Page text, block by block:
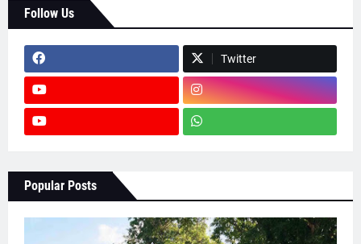
Follow Us
Twitter
Popular Posts